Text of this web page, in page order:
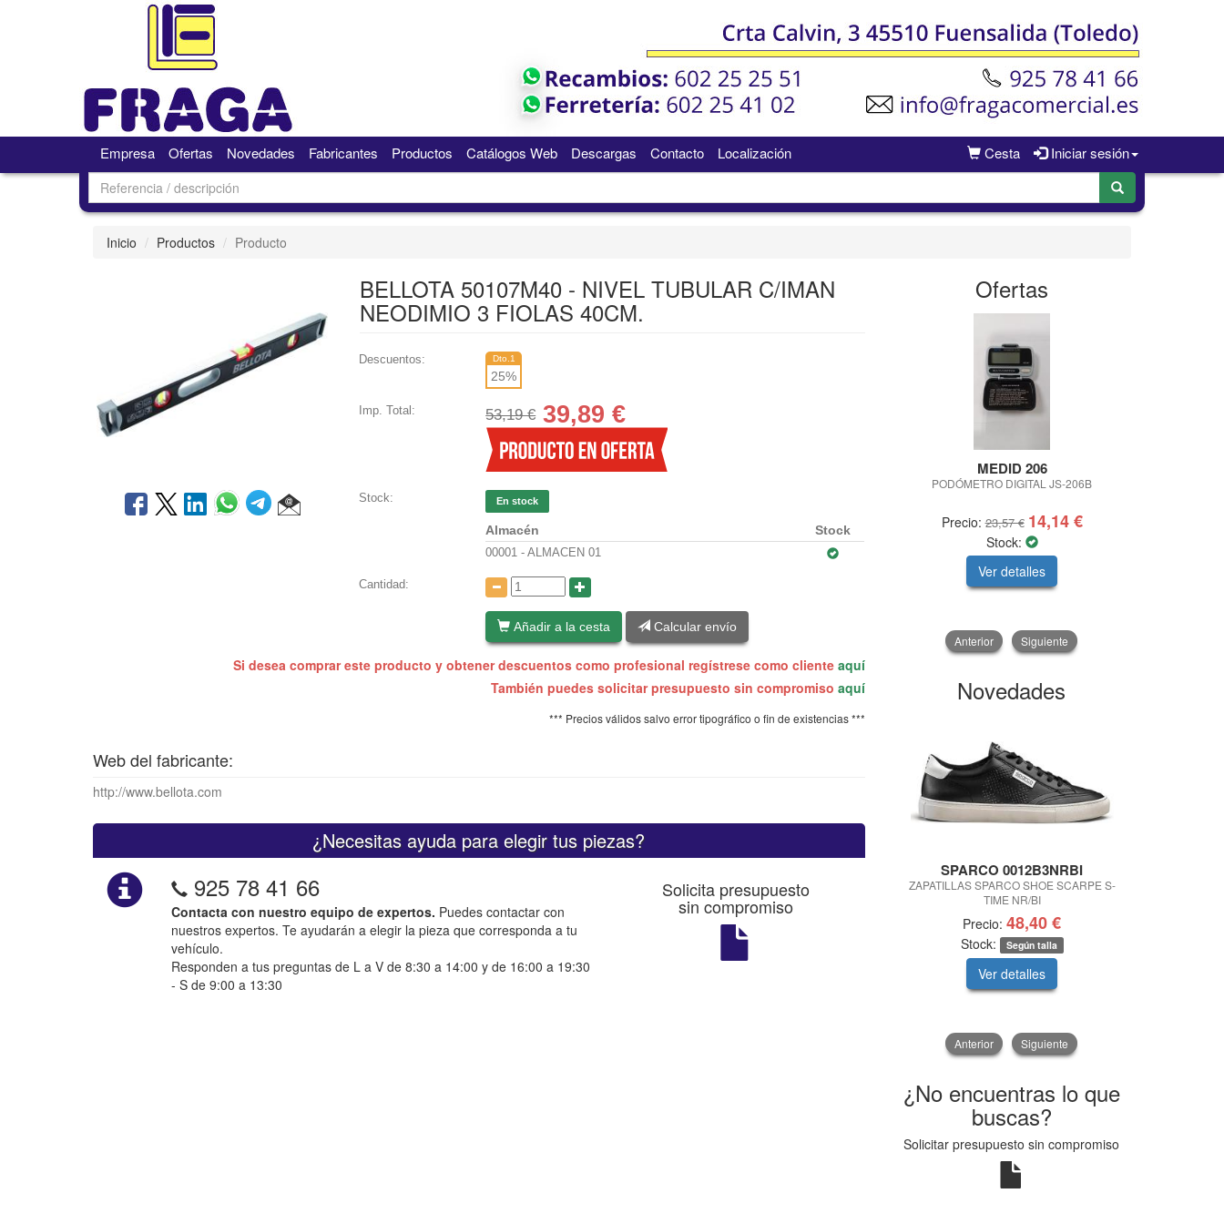
Cesta Iniciar sesión
Empresa Ofertas Novedades Fabricantes Productos Catálogos Web Descargas Contacto Localización
Inicio Productos Producto
BELLOTA 50107M40 - NIVEL TUBULAR C/IMAN
NEODIMIO 3 FIOLAS 40CM.
Descuentos: Dto.1
25%
Imp. Total: 53,19 € 39,89 €
Stock: En stock
Almacén Stock
00001 - ALMACEN 01
Cantidad:
Añadir a la cesta Calcular envío
Si desea comprar este producto y obtener descuentos como profesional regístrese como cliente aquí
También puedes solicitar presupuesto sin compromiso aquí
*** Precios válidos salvo error tipográfico o fin de existencias ***
Web del fabricante:
http://www.bellota.com
¿Necesitas ayuda para elegir tus piezas?
925 78 41 66
Contacta con nuestro equipo de expertos. Puedes contactar con
nuestros expertos. Te ayudarán a elegir la pieza que corresponda a tu
vehículo.
Responden a tus preguntas de L a V de 8:30 a 14:00 y de 16:00 a 19:30
- S de 9:00 a 13:30
Solicita presupuesto
sin compromiso
Ofertas
MEDID 206
PODÓMETRO DIGITAL JS-206B
Precio:23,57 € 14,14 €
Stock:
Ver detalles
Anterior Siguiente
Novedades
SPARCO 0012B3NRBI
ZAPATILLAS SPARCO SHOE SCARPE S-
TIME NR/BI
Precio: 48,40 €
Stock: Según talla
Ver detalles
Anterior Siguiente
¿No encuentras lo que
buscas?
Solicitar presupuesto sin compromiso